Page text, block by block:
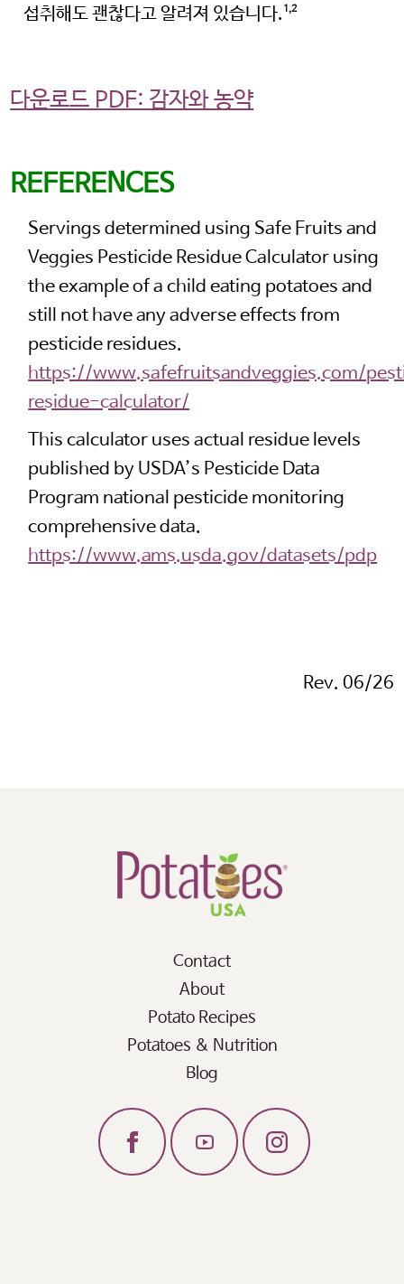
링크를 클릭했으며 미국 감자협회
또는 단체의 소유로 미국 감자협회는
계속하려면 ‘확인’을 클릭하고, 사용
중인 potatoesusa-korea.com 으로
돌아가려면 ‘취소’를 눌러주시길
바랍니다.
OK
섭취해도 괜찮다고 알려져 있습니다. 1,2
다운로드 PDF: 감자와 농약
REFERENCES
Servings determined using Safe Fruits and
Veggies Pesticide Residue Calculator using
the example of a child eating potatoes and
still not have any adverse effects from
pesticide residues.
https://www.safefruitsandveggies.com/
residue-calculator/
This calculator uses actual residue levels
published by USDA’s Pesticide Data
Program national pesticide monitoring
comprehensive data.
https://www.ams.usda.gov/datasets/pdp
Rev. 06/26
Contact
About
Potato Recipes
Potatoes & Nutrition
Blog